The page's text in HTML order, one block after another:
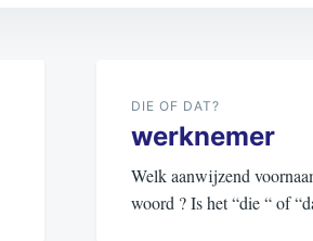
DIE OF DAT?
werknemer
Welk aanwijzend
woord ? Is het “die “ of